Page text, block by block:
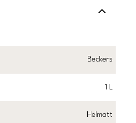
Beckers
1 L
Helmatt